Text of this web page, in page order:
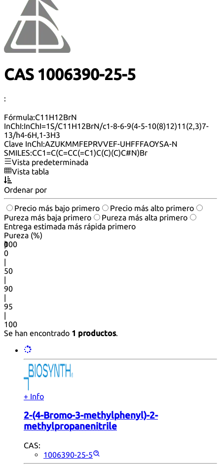
CAS 1006390-25-5
:
Fórmula:C11H12BrN
InChI:InChI=1S/C11H12BrN/c1-8-6-9(4-5-10(8)12)11(2,3)7-
13/h4-6H,1-3H3
Clave InChI:AZUKMMFEPRVVEF-UHFFFAOYSA-N
SMILES:CC1=C(C=CC(=C1)C(C)(C)C#N)Br
Vista predeterminada
Vista tabla
Ordenar por
Precio más bajo primero
Precio más alto primero
Pureza más baja primero
Pureza más alta primero
Entrega estimada más rápida primero
Pureza (%)
0
100
|
0
|
50
|
90
|
95
|
100
Se han encontrado 1 productos.
+ Info
2-(4-Bromo-3-methylphenyl)-2-
methylpropanenitrile
CAS:
1006390-25-5